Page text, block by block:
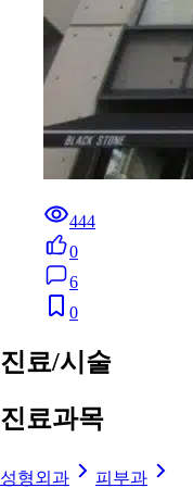
444
0
6
0
진료/시술
진료과목
성형외과 피부과